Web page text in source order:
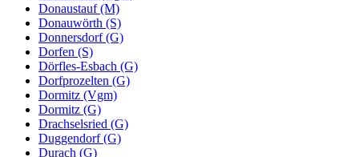
Donaustauf (M)
Donauwörth (S)
Donnersdorf (G)
Dorfen (S)
Dörfles-Esbach (G)
Dorfprozelten (G)
Dormitz (Vgm)
Dormitz (G)
Drachselsried (G)
Duggendorf (G)
Durach (G)